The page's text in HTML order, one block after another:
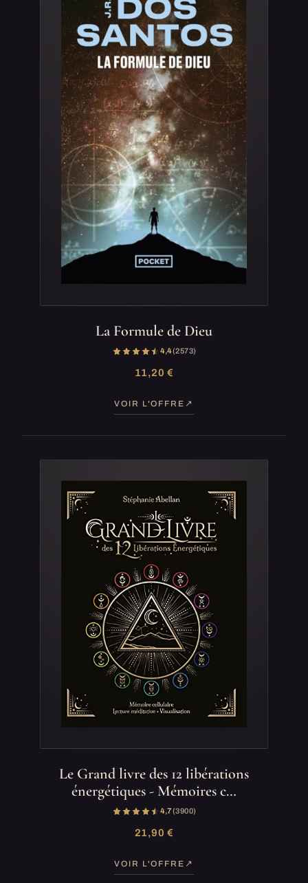
La Formule de Dieu
4,4(2 573)
11,20 €
VOIR L'OFFRE
Le Grand livre des 12 libérations
énergétiques - Mémoires c…
4,7(3 900)
21,90 €
VOIR L'OFFRE